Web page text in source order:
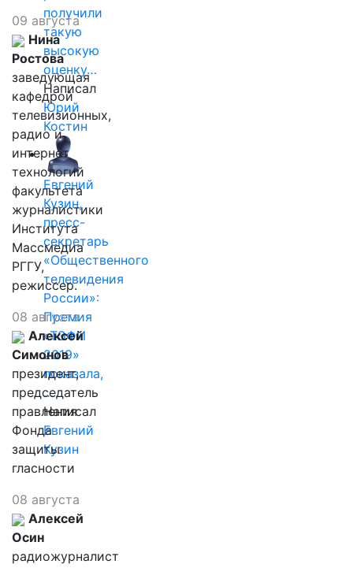
получили
такую
высокую
оценку…
Написал
Юрий
Костин
Евгений
Кузин,
пресс-
секретарь
«Общественного
телевидения
России»:
Премия
«ТЭФИ
2019»
показала,
…
Написал
Евгений
Кузин
09 августа
Нина
Ростова
заведующая
кафедрой
телевизионных,
радио и
интернет
технологий
факультета
журналистики
Института
Массмедиа
РГГУ,
режиссер.
08 августа
Алексей
Симонов
президент,
председатель
правления
Фонда
защиты
гласности
08 августа
Алексей
Осин
радиожурналист